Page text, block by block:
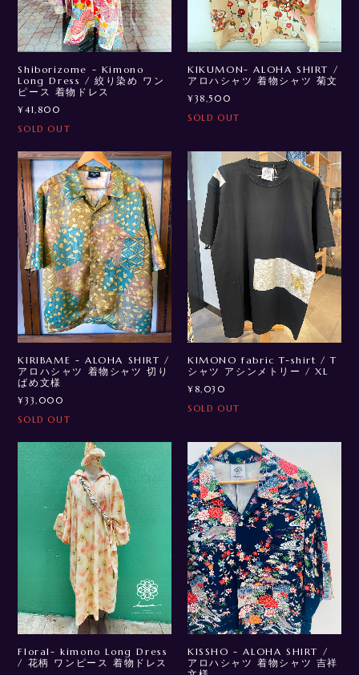
Shiborizome - Kimono
Long Dress / 絞り染め ワン
ピース 着物ドレス
¥41,800
SOLD OUT
KIKUMON- ALOHA SHIRT /
アロハシャツ 着物シャツ 菊文
¥38,500
SOLD OUT
KIRIBAME - ALOHA SHIRT /
アロハシャツ 着物シャツ 切り
ばめ文様
¥33,000
SOLD OUT
KIMONO fabric T-shirt / T
シャツ アシンメトリー / XL
¥8,030
SOLD OUT
Floral- kimono Long Dress
/ 花柄 ワンピース 着物ドレス
KISSHO - ALOHA SHIRT /
アロハシャツ 着物シャツ 吉祥